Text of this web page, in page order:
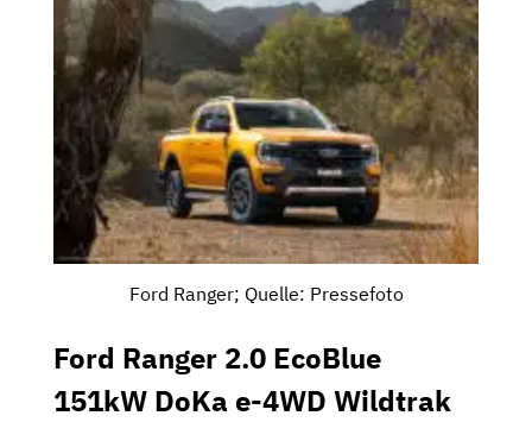
Ford Ranger; Quelle: Pressefoto
Ford Ranger 2.0 EcoBlue
151kW DoKa e-4WD Wildtrak